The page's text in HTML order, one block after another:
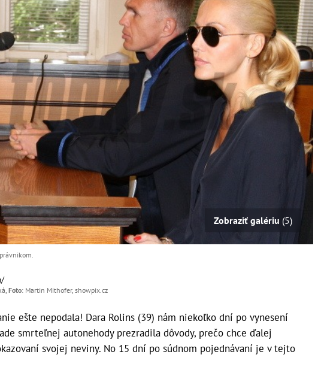
Zobraziť galériu (5)
Foto: Martin Mithofer, showpix.cz
ešte nepodala! Dara Rolins (39) nám niekoľko dní po vynesení
smrteľnej autonehody prezradila dôvody, prečo chce ďalej
svojej neviny. No 15 dní po súdnom pojednávaní je v tejto